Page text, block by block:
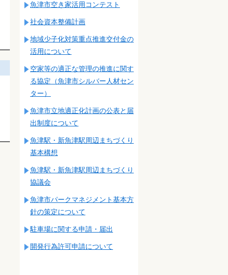
魚津市空き家活用コンテスト
社会資本整備計画
地域少子化対策重点推進交付金の
活用について
空家等の適正な管理の推進に関す
る協定（魚津市シルバー人材セン
ター）
魚津市立地適正化計画の公表と届
出制度について
魚津駅・新魚津駅周辺まちづくり
基本構想
魚津駅・新魚津駅周辺まちづくり
協議会
魚津市パークマネジメント基本方
針の策定について
駐車場に関する申請・届出
開発行為許可申請について